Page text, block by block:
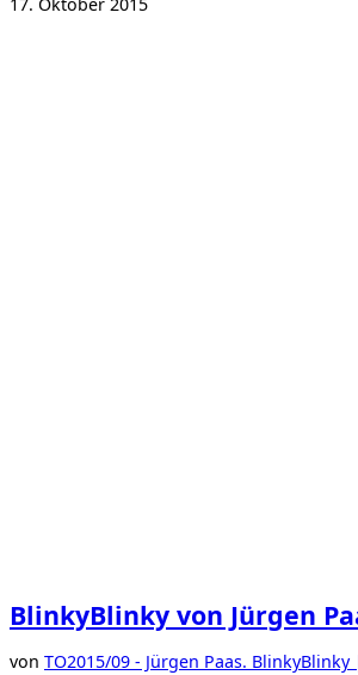
BlinkyBlinky von Jürgen
von TO2015/09 - Jürgen Paas.